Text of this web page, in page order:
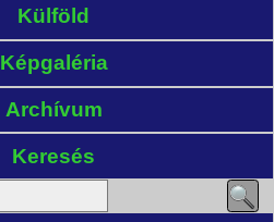
Külföld
Képgaléria
Archívum
Keresés